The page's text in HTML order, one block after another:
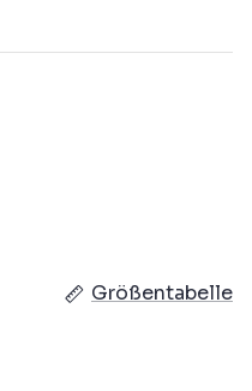
Größentabelle